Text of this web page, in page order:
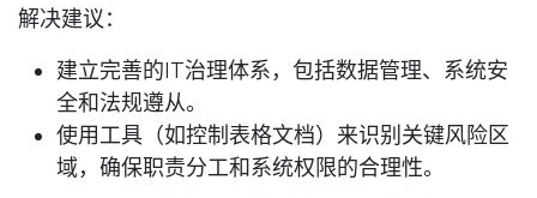
解决建议：
建立完善的IT治理体系，包括数据管理、系统安
全和法规遵从。
使用工具（如控制表格文档）来识别关键风险区
域，确保职责分工和系统权限的合理性。